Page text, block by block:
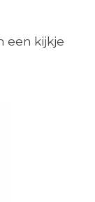
een kijkje